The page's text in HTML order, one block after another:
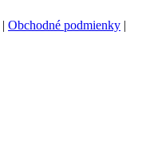
| Obchodné podmienky |